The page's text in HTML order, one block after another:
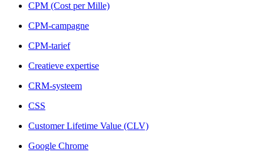
CPM (Cost per Mille)
CPM-campagne
CPM-tarief
Creatieve expertise
CRM-systeem
CSS
Customer Lifetime Value (CLV)
Google Chrome